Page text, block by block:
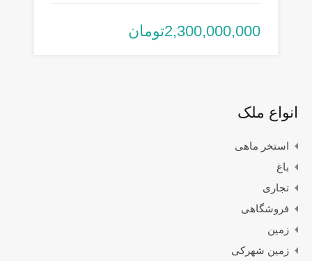
2,300,000,000تومان
انواع ملک
استخر ماهی
باغ
تجاری
فروشگاهی
زمین
زمین شهرکی